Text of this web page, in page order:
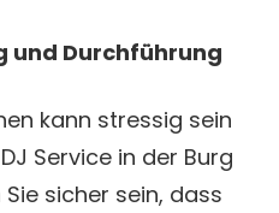
und Durchführung
kann stressig sein
Service in der Burg
sicher sein, dass